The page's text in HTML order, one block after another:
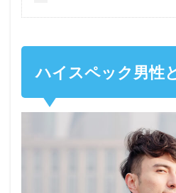
ハイスペック男性